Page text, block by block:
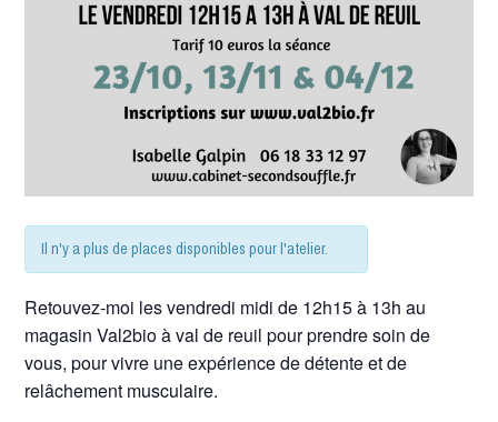
Il n'y a plus de places disponibles pour l'atelier.
Retouvez-moi les vendredi midi de 12h15 à 13h au
magasin Val2bio à val de reuil pour prendre soin de
vous, pour vivre une expérience de détente et de
relâchement musculaire.